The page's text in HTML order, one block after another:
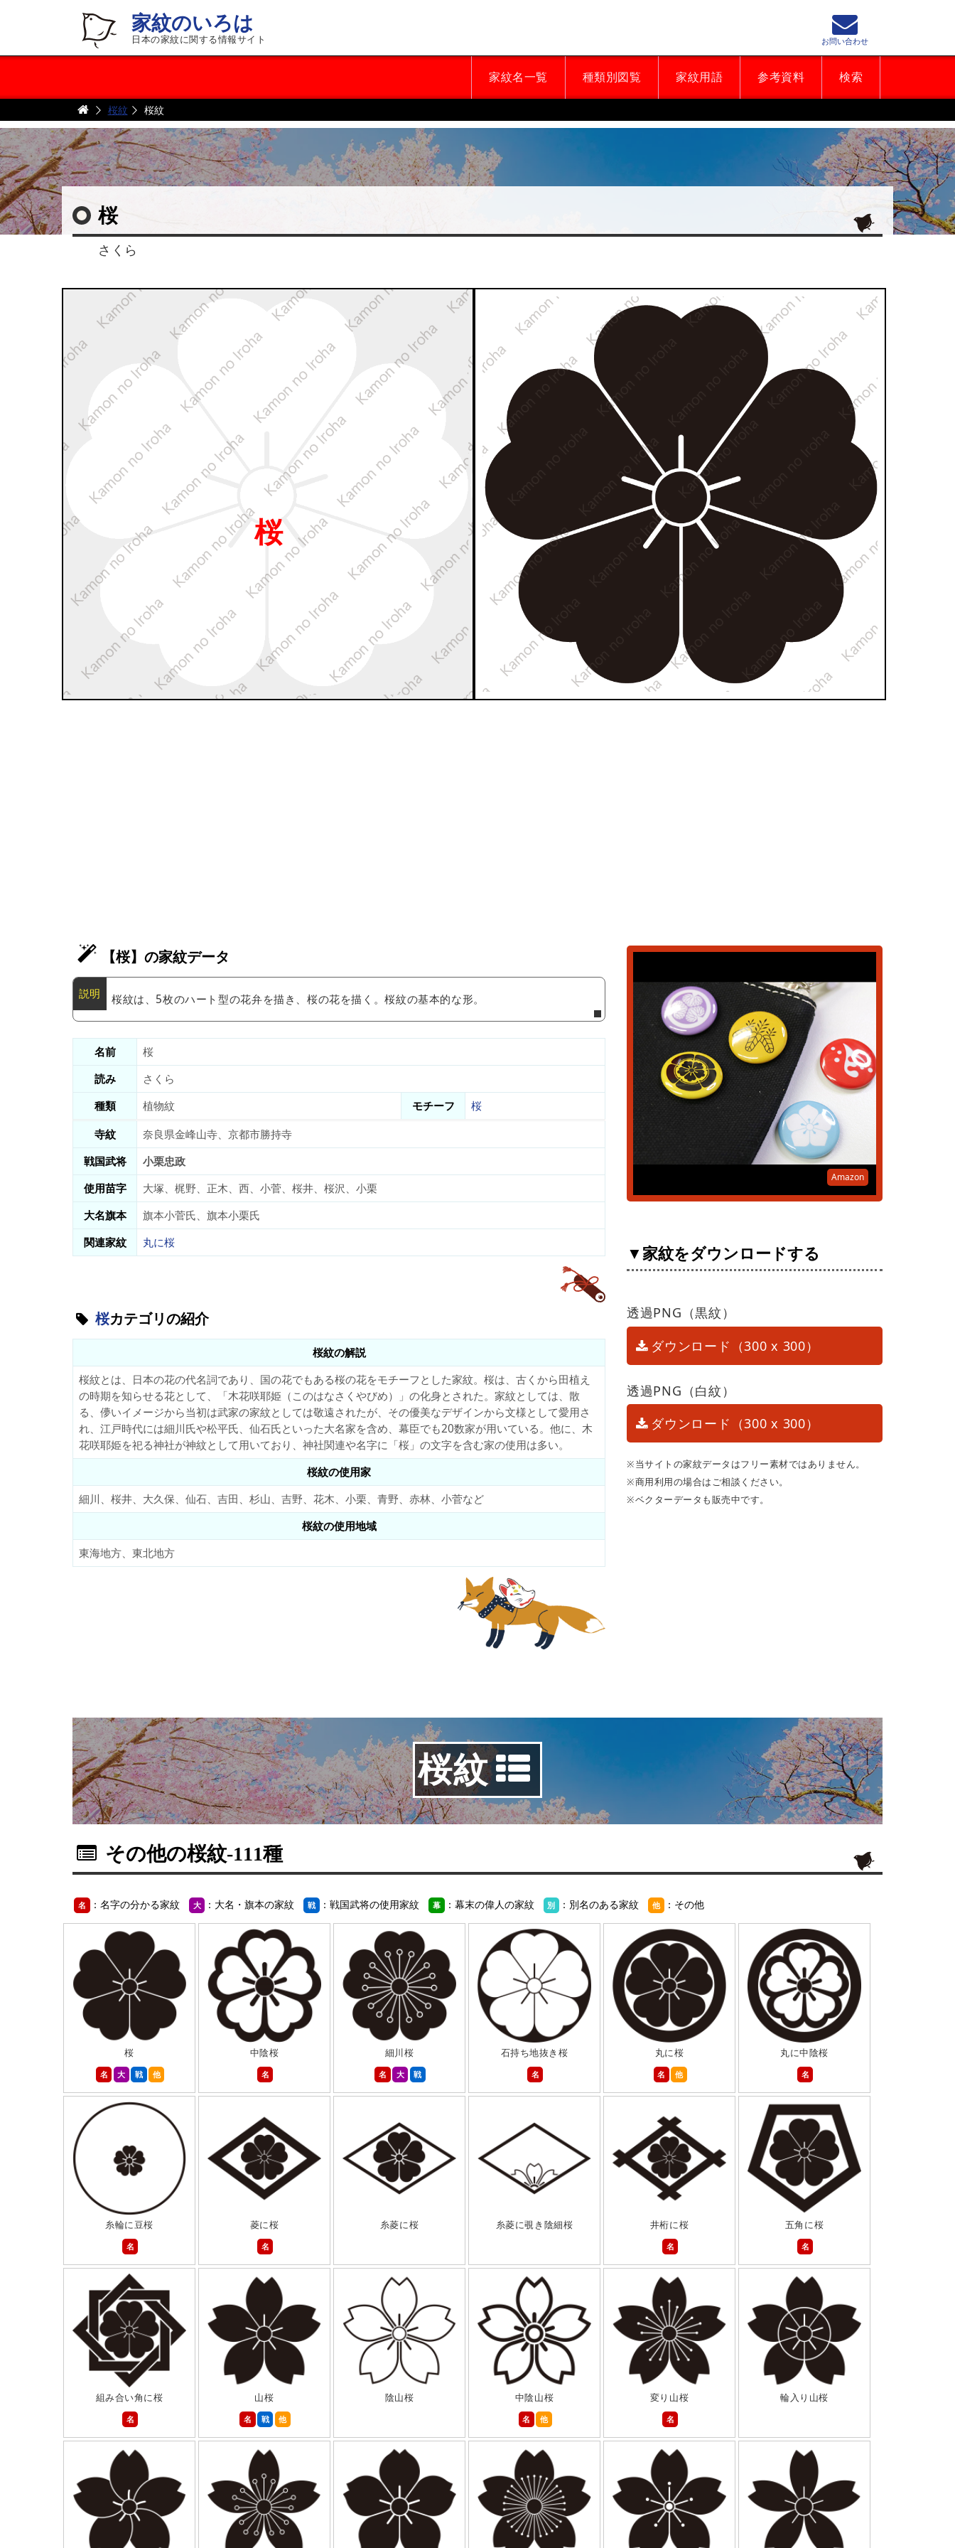
家紋のいろは
日本の家紋に関する情報サイト
家紋名一覧 種類別図覧 家紋用語 参考資料 検索
お問い合わせ
桜紋 桜紋
桜
さくら
【桜】の家紋データ
桜紋は、5枚のハート型の花弁を描き、桜の花を描く。桜紋の基本的な形。
名前
桜
読み
さくら
種類
植物紋 モチーフ
桜
寺紋
奈良県金峰山寺、京都市勝持寺
戦国武将
小栗忠政
使用苗字
大塚、梶野、正木、西、小菅、桜井、桜沢、小栗
大名旗本
旗本小菅氏、旗本小栗氏
関連家紋
丸に桜
桜カテゴリの紹介
桜紋の解説
桜紋とは、日本の花の代名詞であり、国の花でもある桜の花をモチーフとした家紋。桜は、古くから田植え
の時期を知らせる花として、「木花咲耶姫（このはなさくやびめ）」の化身とされた。家紋としては、散
る、儚いイメージから当初は武家の家紋としては敬遠されたが、その優美なデザインから文様として愛用さ
れ、江戸時代には細川氏や松平氏、仙石氏といった大名家を含め、幕臣でも20数家が用いている。他に、木
花咲耶姫を祀る神社が神紋として用いており、神社関連や名字に「桜」の文字を含む家の使用は多い。
桜紋の使用家
細川、桜井、大久保、仙石、吉田、杉山、吉野、花木、小栗、青野、赤林、小菅など
桜紋の使用地域
東海地方、東北地方
Amazon
▼家紋をダウンロードする
透過PNG（黒紋）
ダウンロード（300 x 300）
透過PNG（白紋）
ダウンロード（300 x 300）
※当サイトの家紋データはフリー素材ではありません。
※商用利用の場合はご相談ください。
※ベクターデータも販売中です。
桜紋
その他の桜紋-111種
名 ：名字の分かる家紋 大 ：大名・旗本の家紋 戦 ：戦国武将の使用家紋 幕 ：幕末の偉人の家紋 別 ：別名のある家紋 他 ：その他
桜
名
大 戦 他
中陰桜
名
細川桜
名
大 戦
石持ち地抜き桜
名
丸に桜
名
他
丸に中陰桜
名
糸輪に豆桜
名
菱に桜
名
糸菱に桜 糸菱に覗き陰細桜
井桁に桜
名
五角に桜
名
組み合い角に桜
名
山桜
名
戦 他
陰山桜
中陰山桜
名
他
変り山桜
名
輪入り山桜